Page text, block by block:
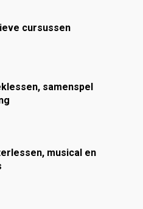
cursussen
samenspel
musical en